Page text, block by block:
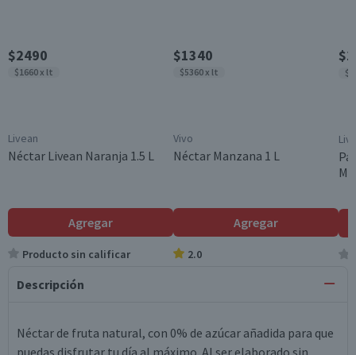
$2490
$1660 x lt
Livean
Néctar Livean Naranja 1.5 L
Agregar
Producto sin calificar
$1340
$5360 x lt
Vivo
Néctar Manzana 1 L
Agregar
2.0
Descripción
Néctar de fruta natural, con 0% de azúcar añadida para que
puedas disfrutar tu día al máximo. Al ser elaborado sin